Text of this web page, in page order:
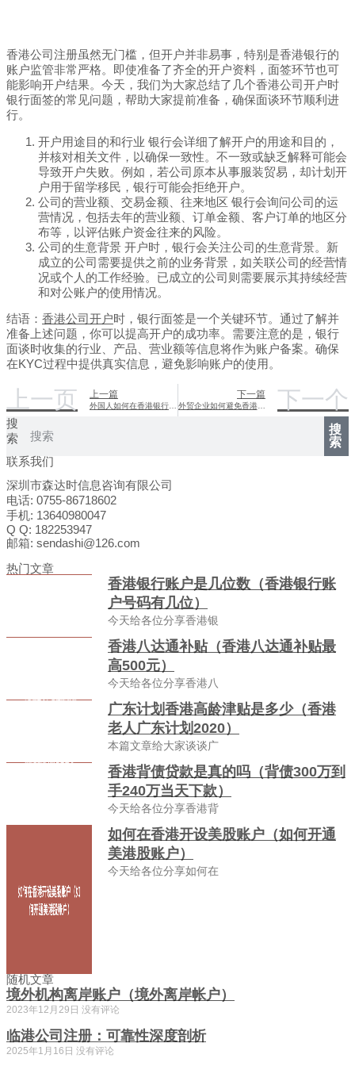
香港公司注册虽然无门槛，但开户并非易事，特别是香港银行的
账户监管非常严格。即使准备了齐全的开户资料，面签环节也可
能影响开户结果。今天，我们为大家总结了几个香港公司开户时
银行面签的常见问题，帮助大家提前准备，确保面谈环节顺利进
行。
开户用途目的和行业 银行会详细了解开户的用途和目的，
并核对相关文件，以确保一致性。不一致或缺乏解释可能会
导致开户失败。例如，若公司原本从事服装贸易，却计划开
户用于留学移民，银行可能会拒绝开户。
公司的营业额、交易金额、往来地区 银行会询问公司的运
营情况，包括去年的营业额、订单金额、客户订单的地区分
布等，以评估账户资金往来的风险。
公司的生意背景 开户时，银行会关注公司的生意背景。新
成立的公司需要提供之前的业务背景，如关联公司的经营情
况或个人的工作经验。已成立的公司则需要展示其持续经营
和对公账户的使用情况。
结语： 香港公司开户时，银行面签是一个关键环节。通过了解并
准备上述问题，你可以提高开户的成功率。需要注意的是，银行
面谈时收集的行业、产品、营业额等信息将作为账户备案。确保
在KYC过程中提供真实信息，避免影响账户的使用。
上一页 上一篇 下一篇
外贸企业如何避免香港银行账户被调查关户 下一个
搜
索
搜
索
联系我们
深圳市森达时信息咨询有限公司
电话: 0755-86718602
手机: 13640980047
Q Q: 182253947
邮箱: sendashi@126.com
热门文章
香港银行账户是几位数（香港银行账
户号码有几位）
今天给各位分享香港银
香港八达通补贴（香港八达通补贴最
高500元）
今天给各位分享香港八
广东计划香港高龄津贴是多少（香港
老人广东计划2020）
本篇文章给大家谈谈广
香港背债贷款是真的吗（背债300万到
手240万当天下款）
今天给各位分享香港背
如何在香港开设美股账户（如何开通
美港股账户）
今天给各位分享如何在
随机文章
境外机构离岸账户（境外离岸帐户）
2023年12月29日 没有评论
临港公司注册：可靠性深度剖析
2025年1月16日 没有评论